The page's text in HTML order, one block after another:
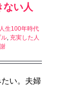
ない人
人生100年時代
ル, 充実した人
い。夫婦